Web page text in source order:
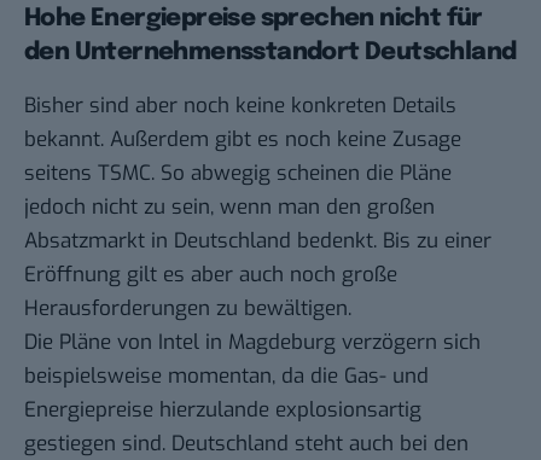
Hohe Energiepreise sprechen nicht für
den Unternehmensstandort Deutschland
Bisher sind aber noch keine konkreten Details
bekannt. Außerdem gibt es noch keine Zusage
seitens TSMC. So abwegig scheinen die Pläne
jedoch nicht zu sein, wenn man den großen
Absatzmarkt in Deutschland bedenkt. Bis zu einer
Eröffnung gilt es aber auch noch große
Herausforderungen zu bewältigen.
Die Pläne von Intel in Magdeburg verzögern sich
beispielsweise momentan, da die Gas- und
Energiepreise hierzulande explosionsartig
gestiegen sind. Deutschland steht auch bei den